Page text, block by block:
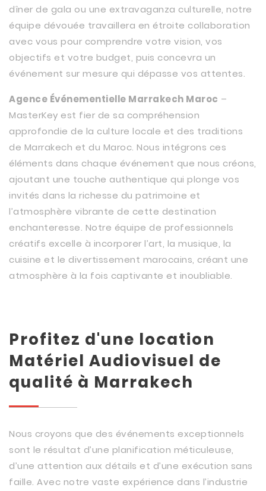
dîner de gala ou une extravaganza culturelle, notre
équipe dévouée travaillera en étroite collaboration
avec vous pour comprendre votre vision, vos
objectifs et votre budget, puis concevra un
événement sur mesure qui dépasse vos attentes.
Agence Événementielle Marrakech Maroc –
MasterKey est fier de sa compréhension
approfondie de la culture locale et des traditions
de Marrakech et du Maroc. Nous intégrons ces
éléments dans chaque événement que nous créons,
ajoutant une touche authentique qui plonge vos
invités dans la richesse du patrimoine et
l’atmosphère vibrante de cette destination
enchanteresse. Notre équipe de professionnels
créatifs excelle à incorporer l’art, la musique, la
cuisine et le divertissement marocains, créant une
atmosphère à la fois captivante et inoubliable.
Profitez d'une location
Matériel Audiovisuel de
qualité à Marrakech
Nous croyons que des événements exceptionnels
sont le résultat d’une planification méticuleuse,
d’une attention aux détails et d’une exécution sans
faille. Avec notre vaste expérience dans l’industrie